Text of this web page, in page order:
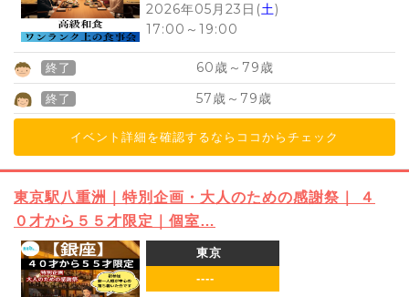
2026年05月23日(土)
17:00 ～ 19:00
終了 60歳～ 79歳
終了 57歳～ 79歳
イベント詳細を確認するならココからチェック
東京駅八重洲｜特別企画・大人のための感謝祭｜ ４
０才から５５才限定｜個室…
東京
----